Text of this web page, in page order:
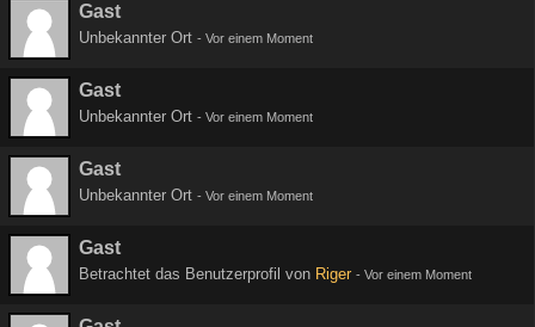
Gast
Unbekannter Ort - Vor einem Moment
Gast
Unbekannter Ort - Vor einem Moment
Gast
Unbekannter Ort - Vor einem Moment
Gast
Betrachtet das Benutzerprofil von Riger - Vor einem Moment